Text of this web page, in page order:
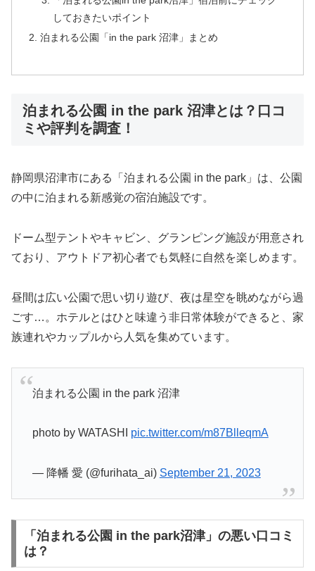
しておきたいポイント
泊まれる公園「in the park 沼津」まとめ
泊まれる公園 in the park 沼津とは？口コ
ミや評判を調査！
静岡県沼津市にある「泊まれる公園 in the park」は、公園
の中に泊まれる新感覚の宿泊施設です。
ドーム型テントやキャビン、グランピング施設が用意され
ており、アウトドア初心者でも気軽に自然を楽しめます。
昼間は広い公園で思い切り遊び、夜は星空を眺めながら過
ごす…。ホテルとはひと味違う非日常体験ができると、家
族連れやカップルから人気を集めています。
泊まれる公園 in the park 沼津
photo by WATASHI pic.twitter.com/m87BlleqmA
— 降幡 愛 (@furihata_ai) September 21, 2023
「泊まれる公園 in the park沼津」の悪い口コミ
は？